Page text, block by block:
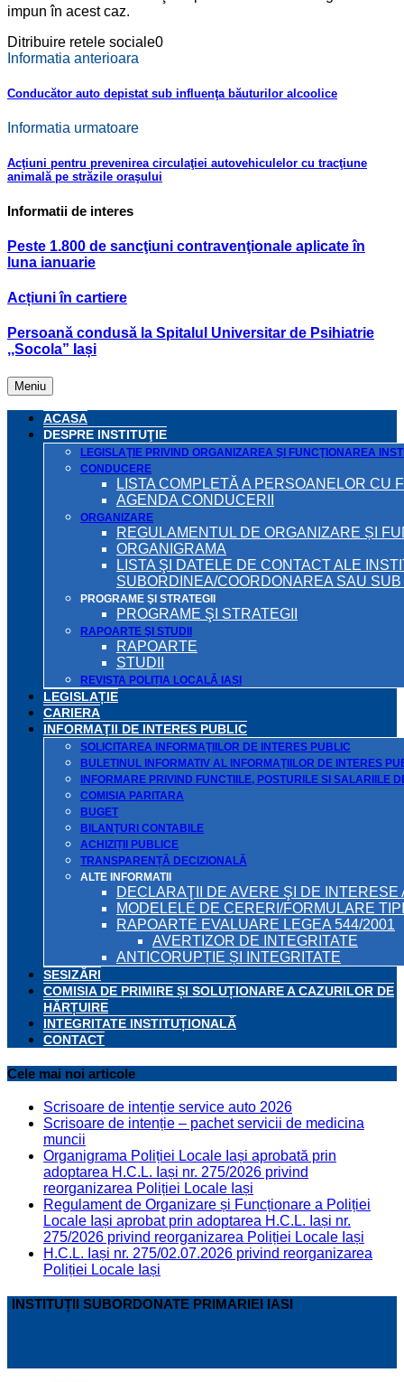
impun în acest caz.
Ditribuire retele sociale0
Informatia anterioara
Conducător auto depistat sub influenţa băuturilor alcoolice
Informatia urmatoare
Acţiuni pentru prevenirea circulaţiei autovehiculelor cu tracţiune
animală pe străzile oraşului
Informatii de interes
Peste 1.800 de sancţiuni contravenţionale aplicate în
luna ianuarie
Acțiuni în cartiere
Persoană condusă la Spitalul Universitar de Psihiatrie
,,Socola” Iași
Meniu
ACASA
DESPRE INSTITUŢIE
LEGISLAŢIE PRIVIND ORGANIZAREA ŞI FUNCŢIONAREA
CONDUCERE
LISTA COMPLETĂ A PERSOANELOR CU
AGENDA CONDUCERII
ORGANIZARE
REGULAMENTUL DE ORGANIZARE ȘI
ORGANIGRAMA
LISTA ŞI DATELE DE CONTACT ALE
SUBORDINEA/COORDONAREA SAU
PROGRAME ŞI STRATEGII
PROGRAME ŞI STRATEGII
RAPOARTE ŞI STUDII
RAPOARTE
STUDII
REVISTA POLIȚIA LOCALĂ IAȘI
LEGISLAȚIE
CARIERA
INFORMAŢII DE INTERES PUBLIC
SOLICITAREA INFORMAŢIILOR DE INTERES PUBLIC
BULETINUL INFORMATIV AL INFORMAŢIILOR DE INTERES
INFORMARE PRIVIND FUNCTIILE, POSTURILE SI
COMISIA PARITARA
BUGET
BILANŢURI CONTABILE
ACHIZIȚII PUBLICE
TRANSPARENȚĂ DECIZIONALĂ
ALTE INFORMATII
DECLARAŢII DE AVERE ŞI DE
MODELELE DE CERERI/FORMULARE
RAPOARTE EVALUARE LEGEA 544/2001
AVERTIZOR DE INTEGRITATE
ANTICORUPȚIE ȘI INTEGRITATE
SESIZĂRI
COMISIA DE PRIMIRE ȘI SOLUȚIONARE A CAZURILOR DE
HĂRȚUIRE
INTEGRITATE INSTITUȚIONALĂ
CONTACT
Cele mai noi articole
Scrisoare de intenție service auto 2026
Scrisoare de intenție – pachet servicii de medicina
muncii
Organigrama Poliției Locale Iași aprobată prin
adoptarea H.C.L. Iași nr. 275/2026 privind
reorganizarea Poliției Locale Iași
Regulament de Organizare și Funcționare a Poliției
Locale Iași aprobat prin adoptarea H.C.L. Iași nr.
275/2026 privind reorganizarea Poliției Locale Iași
H.C.L. Iași nr. 275/02.07.2026 privind reorganizarea
Poliției Locale Iași
INSTITUȚII SUBORDONATE PRIMARIEI IASI